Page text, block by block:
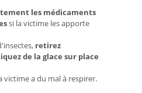
les médicaments
si la victime les apporte
retirez
de la glace sur place
victime a du mal à respirer.